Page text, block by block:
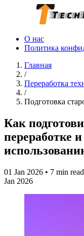
О нас
Политика
Главная
/
Переработка
/
Подготовка
Как
переработке
01 Jan 2026 • 7 min read
Jan 2026